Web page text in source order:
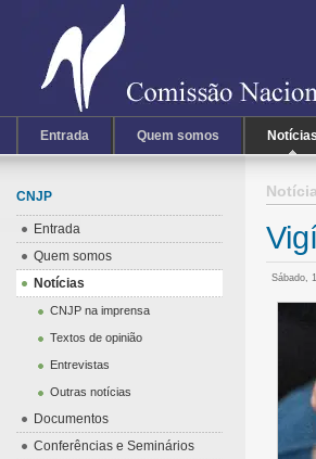
Entrada Quem somos Notícias
Sábado,
CNJP
Entrada
Quem somos
Notícias
CNJP na imprensa
Textos de opinião
Entrevistas
Outras notícias
Documentos
Conferências e Seminários